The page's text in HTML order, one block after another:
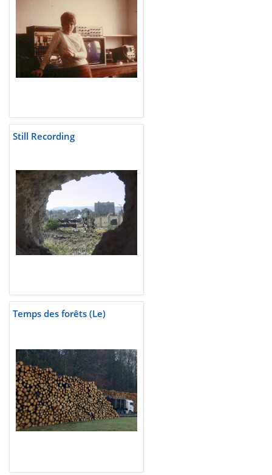
Still Recording
Temps des forêts (Le)